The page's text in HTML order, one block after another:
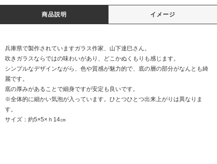
商品説明 イメージ
兵庫県で製作されていますガラス作家、山下達巳さん。
吹きガラスならではの味わいがあり、どこかぬくもりも感じます。
シンプルなデザインながら、色や質感が魅力的で、底の層の部分がなんとも綺
麗です。
底の厚みがあることで細身ですが安定も良いです。
※全体的に細かい気泡が入っています。ひとつひとつ出来上がりは異なりま
す。
サイズ：約5×5×ｈ14㎝